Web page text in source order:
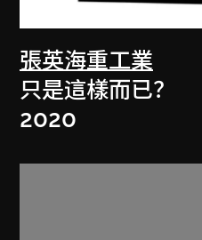
張英海重工業
只是這樣而已？
2020